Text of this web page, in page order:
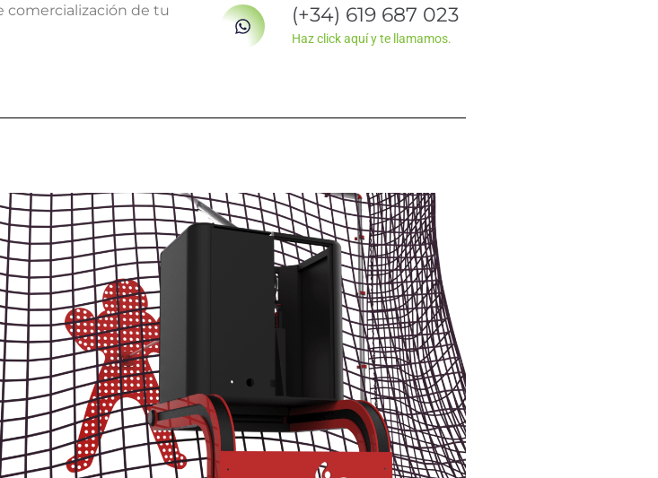
de tu
(+34) 619 687 023
Haz click aquí y te llamamos.